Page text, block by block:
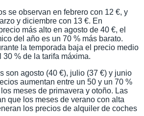
se observan en febrero con 12 €, y
y diciembre con 13 €. En
más alto en agosto de 40 €, el
del año es un 70 % más barato.
la temporada baja el precio medio
% de la tarifa máxima.
son agosto (40 €), julio (37 €) y junio
aumentan entre un 50 y un 70 %
meses de primavera y otoño. Las
que los meses de verano con alta
los precios de alquiler de coches